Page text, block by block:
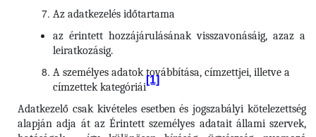
Az adatkezelés időtartama
az érintett hozzájárulásának visszavonásáig, azaz a
leiratkozásig.
A személyes adatok továbbítása, címzettjei, illetve a
címzettek kategóriái
[1]
Adatkezelő csak kivételes esetben és jogszabályi kötelezettség
alapján adja át az Érintett személyes adatait állami szervek,